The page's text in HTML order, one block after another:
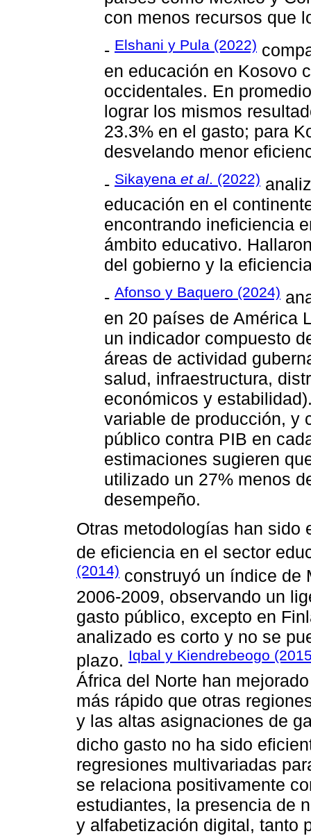
con menos recursos que
- Elshani y Pula (2022)
en educación en Kosovo
occidentales. En
lograr los mismos
23.3% en el gasto; para
desvelando menor
- Sikayena et al. (2022)
educación en el
encontrando ineficiencia
ámbito educativo.
del gobierno y la
- Afonso y Baquero (2024)
en 20 países de América
un indicador compuesto
áreas de actividad
salud, infraestructura,
económicos y
variable de producción, y
público contra PIB en
estimaciones sugieren
utilizado un 27% menos
desempeño.
Otras metodologías han sido
de eficiencia en el sector
(2014) construyó un índice de
2006-2009, observando un
gasto público, excepto en
analizado es corto y no se
plazo. Iqbal y Kiendrebeogo
África del Norte han
más rápido que otras
y las altas asignaciones de
dicho gasto no ha sido
regresiones multivariadas
se relaciona positivamente
estudiantes, la presencia de
y alfabetización digital, tanto